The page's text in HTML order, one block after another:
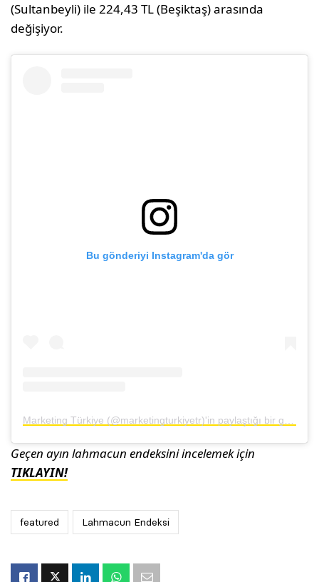
(Sultanbeyli) ile 224,43 TL (Beşiktaş) arasında
değişiyor.
Bu gönderiyi Instagram'da gör
Geçen ayın lahmacun endeksini incelemek için
TIKLAYIN!
featured Lahmacun Endeksi